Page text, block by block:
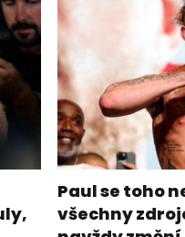
Paul se toho
všechny